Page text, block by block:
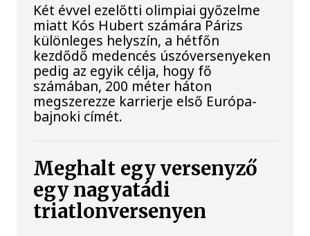
Két évvel ezelőtti olimpiai győzelme
miatt Kós Hubert számára Párizs
különleges helyszín, a hétfőn
kezdődő medencés úszóversenyeken
pedig az egyik célja, hogy fő
számában, 200 méter háton
megszerezze karrierje első Európa-
bajnoki címét.
Meghalt egy versenyző
egy nagyatádi
triatlonversenyen